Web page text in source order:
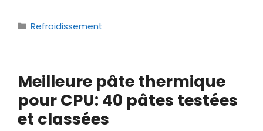
Catégories
Refroidissement
Meilleure pâte thermique
pour CPU: 40 pâtes testées
et classées